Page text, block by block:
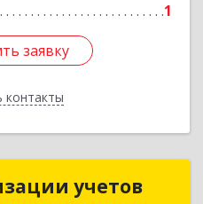
1
заявку
контакты
заявку
учетов
учетов